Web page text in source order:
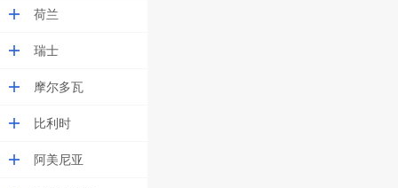
荷兰
瑞士
摩尔多瓦
比利时
阿美尼亚